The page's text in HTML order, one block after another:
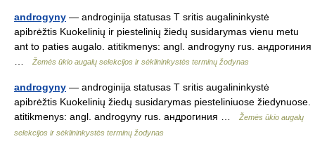
androgyny — androginija statusas T sritis augalininkystė
apibrėžtis Kuokelinių ir piestelinių žiedų susidarymas vienu metu
ant to paties augalo. atitikmenys: angl. androgyny rus. андрогиния
Žemės ūkio augalų selekcijos ir sėklininkystės terminų žodynas
androgyny — androginija statusas T sritis augalininkystė
apibrėžtis Kuokelinių žiedų susidarymas piesteliniuose žiedynuose.
atitikmenys: angl. androgyny rus. андрогиния …
Žemės ūkio augalų
selekcijos ir sėklininkystės terminų žodynas